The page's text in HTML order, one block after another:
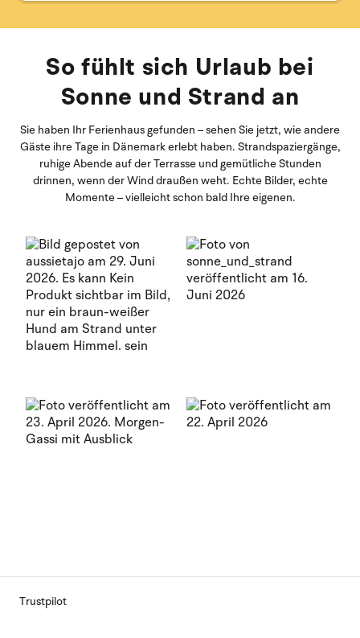
So fühlt sich Urlaub bei
Sonne und Strand an
Sie haben Ihr Ferienhaus gefunden – sehen Sie jetzt, wie andere
Gäste ihre Tage in Dänemark erlebt haben. Strandspaziergänge,
ruhige Abende auf der Terrasse und gemütliche Stunden
drinnen, wenn der Wind draußen weht. Echte Bilder, echte
Momente – vielleicht schon bald Ihre eigenen.
Trustpilot